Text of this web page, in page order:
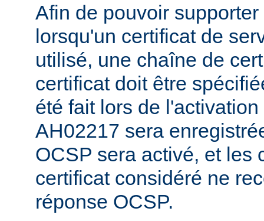
Afin de pouvoir
lorsqu'un certificat de
utilisé, une chaîne de
certificat doit être
été fait lors de
AH02217 sera
OCSP sera activé, et les
certificat considéré ne
réponse OCSP.